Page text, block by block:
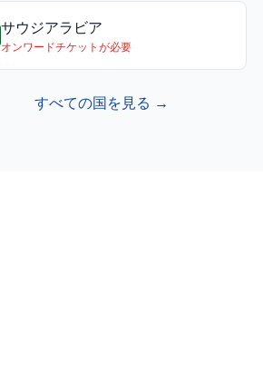
サウジアラビア
オンワードチケットが必要
すべての国を見る →